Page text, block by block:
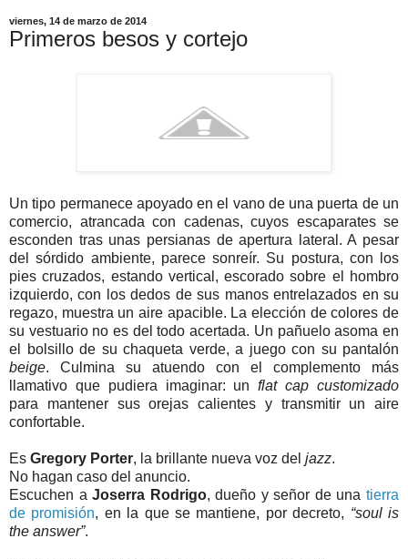
viernes, 14 de marzo de 2014
Primeros besos y cortejo
Un tipo permanece apoyado en el vano de una puerta de un
comercio, atrancada con cadenas, cuyos escaparates se
esconden tras unas persianas de apertura lateral. A pesar
del sórdido ambiente, parece sonreír. Su postura, con los
pies cruzados, estando vertical, escorado sobre el hombro
izquierdo, con los dedos de sus manos entrelazados en su
regazo, muestra un aire apacible. La elección de colores de
su vestuario no es del todo acertada. Un pañuelo asoma en
el bolsillo de su chaqueta verde, a juego con su pantalón
beige. Culmina su atuendo con el complemento más
llamativo que pudiera imaginar: unflat cap customizado
para mantener sus orejas calientes y transmitir un aire
confortable.
Es Gregory Porter, la brillante nueva voz del jazz.
No hagan caso del anuncio.
Escuchen aJoserra Rodrigo, dueño y señor de unatierra
de promisión, en la que se mantiene, por decreto, “soul is
the answer”.